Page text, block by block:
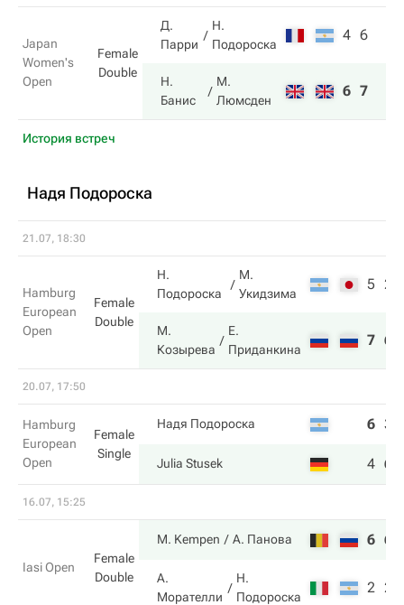
Japan
Women's
Open
Female
Double
Д.
Парри
Н.
Подороска
4 6
Н.
Банис
М.
Люмсден
6 7
История встреч
Надя Подороска
21.07, 18:30
Hamburg
European
Open
Female
Double
Н.
Подороска
М.
Укидзима
5 2
М.
Козырева
Е.
Приданкина
7 6
20.07, 17:50
Hamburg
European
Open
Female
Single
Надя Подороска 6 3
Julia Stusek 4 6
16.07, 15:25
Iasi Open
Female
Double
M. Kempen А. Панова 6 6
А.
Морателли
Н.
Подороска
2 2